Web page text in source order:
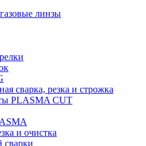
линзы
сварка, резка и строжка
PLASMA CUT
и очистка
сварки